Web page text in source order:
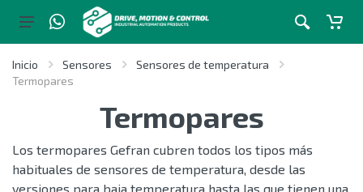
Inicio Sensores
Sensores de temperatura
Termopares
Termopares
Los termopares Gefran cubren todos los tipos más
habituales de sensores de temperatura, desde las
versiones para baja temperatura hasta las que tienen una